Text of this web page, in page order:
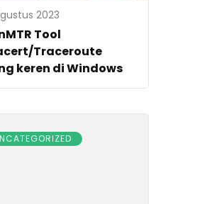
2023
Tool
Traceroute
keren di Windows